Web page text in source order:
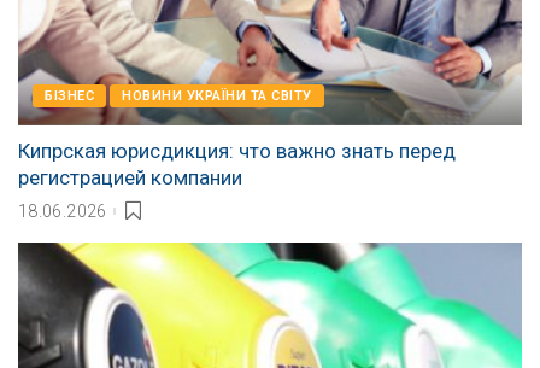
БІЗНЕС НОВИНИ УКРАЇНИ ТА СВІТУ
Кипрская юрисдикция: что важно знать перед
регистрацией компании
18.06.2026